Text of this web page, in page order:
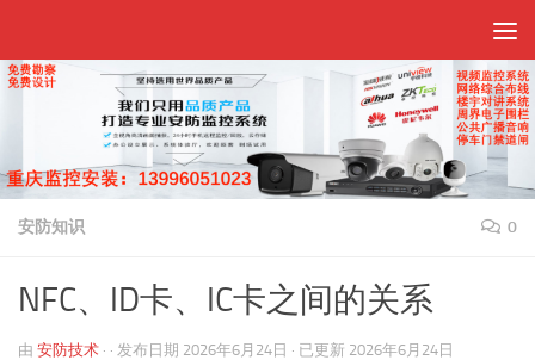
安防知识 0
NFC、ID卡、IC卡之间的关系
由 安防技术 · · 发布日期 2026年6月24日 · 已更新 2026年6月24日